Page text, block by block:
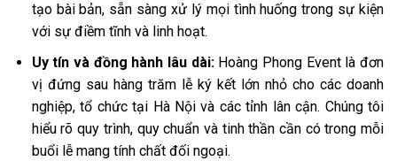
tạo bài bản, sẵn sàng xử lý mọi tình huống trong sự kiện
với sự điềm tĩnh và linh hoạt.
Uy tín và đồng hành lâu dài:Hoàng Phong Event là đơn
vị đứng sau hàng trăm lễ ký kết lớn nhỏ cho các doanh
nghiệp, tổ chức tại Hà Nội và các tỉnh lân cận. Chúng tôi
hiểu rõ quy trình, quy chuẩn và tinh thần cần có trong mỗi
buổi lễ mang tính chất đối ngoại.